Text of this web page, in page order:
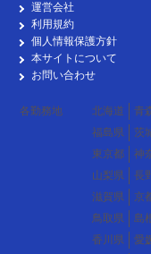
運営会社
利用規約
個人情報保護方針
本サイトについて
お問い合わせ
各勤務地 北海道 青
福島県
茨
東京都
神
山梨県
長
滋賀県
京
鳥取県
島
香川県
愛